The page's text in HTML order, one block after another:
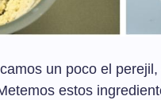
un poco el
estos